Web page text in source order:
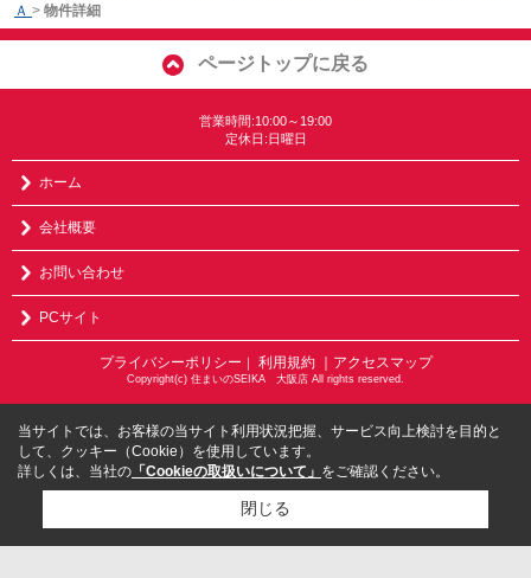
Ａ > 物件詳細
ページトップに戻る
営業時間:10:00～19:00
定休日:日曜日
ホーム
会社概要
お問い合わせ
PCサイト
プライバシーポリシー ｜ 利用規約 ｜アクセスマップ
Copyright(c) 住まいのSEIKA 大阪店 All rights reserved.
当サイトでは、お客様の当サイト利用状況把握、サービス向上検討を目的と
して、クッキー（Cookie）を使用しています。
詳しくは、当社の 「Cookieの取扱いについて」 をご確認ください。
閉じる